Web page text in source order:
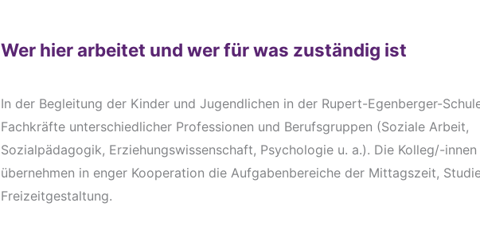
Wer hier arbeitet und wer für was zuständig ist
In der Begleitung der Kinder und Jugendlichen in der Rupert-Egenberger-
Fachkräfte unterschiedlicher Professionen und Berufsgruppen (Soziale Arbeit,
Sozialpädagogik, Erziehungswissenschaft, Psychologie u. a.). Die Kolleg/-innen
übernehmen in enger Kooperation die Aufgabenbereiche der Mittagszeit,
Freizeitgestaltung.